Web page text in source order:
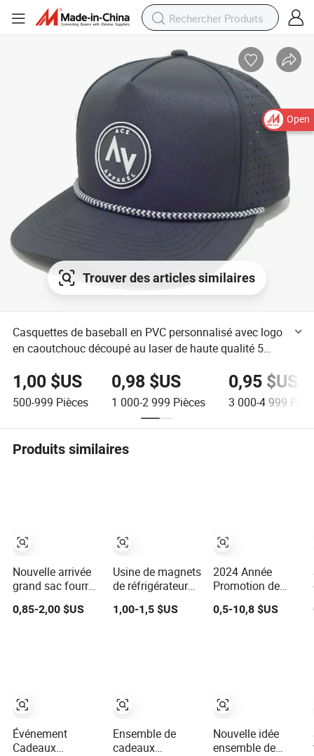
Open
Trouver des articles similaires
Casquettes de baseball en PVC personnalisé avec logo
en caoutchouc découpé au laser de haute qualité 5
chapeaux imperméables pour hommes
1,00 $US
500-999 Pièces
0,98 $US
1 000-2 999 Pièces
0,95 $US
3 000-4 999
Produits similaires
Nouvelle arrivée
grand sac fourre-
coton beige, sac
0,85-2,00 $US
Événement
Cadeaux
Usine de magnets
de réfrigérateur
cadeaux
promotionnel
1,00-1,5 $US
Ensemble de
cadeaux
2024 Année
Promotion de
Produits Cadeaux
0,5-10,8 $US
Nouvelle idée
ensemble de